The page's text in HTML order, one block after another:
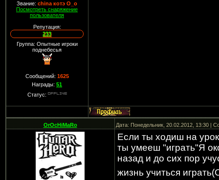
Звание: china котэ О_о
Посмотреть снаряжение
пользователя
Репутация:
233
Группа: Опытные игроки
поднебесья
Сообщений: 1625
Награды: 51
Статус:
OrOcHiMaRo Дата: Понедельник, 20.02.2012, 13:30 |
Если ты ходиш на
ты умееш "играть"Я
назад и до сих пор
жизнь учиться